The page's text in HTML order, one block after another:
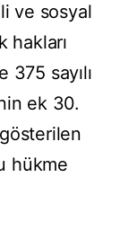
ve sosyal
hakları
375 sayılı
ek 30.
hükme